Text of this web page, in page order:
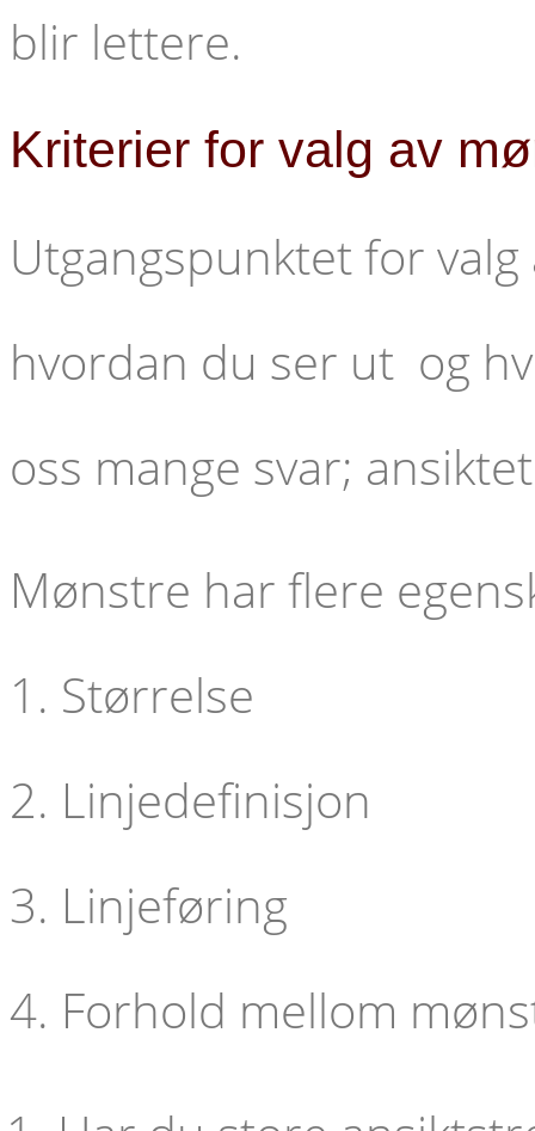
blir lettere.
Kriterier for valg av
Utgangspunktet for
hvordan du ser ut og
oss mange svar;
Mønstre har flere
1. Størrelse
2. Linjedefinisjon
3. Linjeføring
4. Forhold mellom